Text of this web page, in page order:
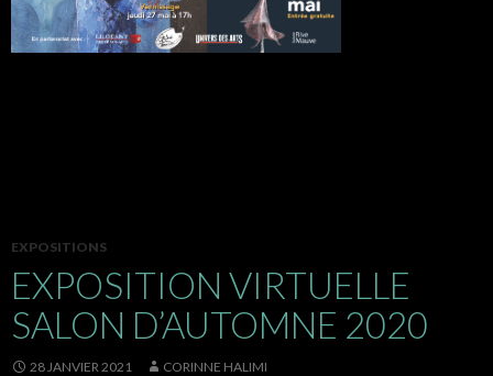
EXPOSITIONS
EXPOSITION VIRTUELLE
SALON D’AUTOMNE 2020
28 JANVIER 2021 CORINNE HALIMI